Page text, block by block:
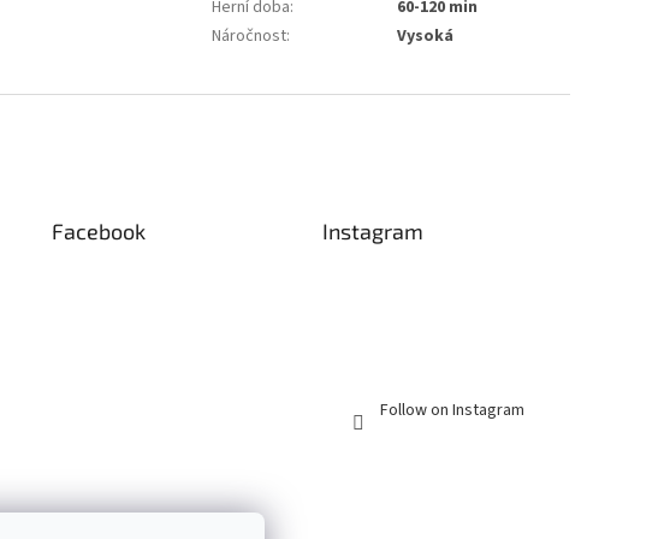
Herní doba:
60-120 min
Náročnost: Vysoká
Facebook Instagram
Follow on Instagram